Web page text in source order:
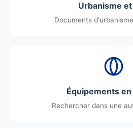
Urbanisme et
Documents
Équipements en
Rechercher dans une